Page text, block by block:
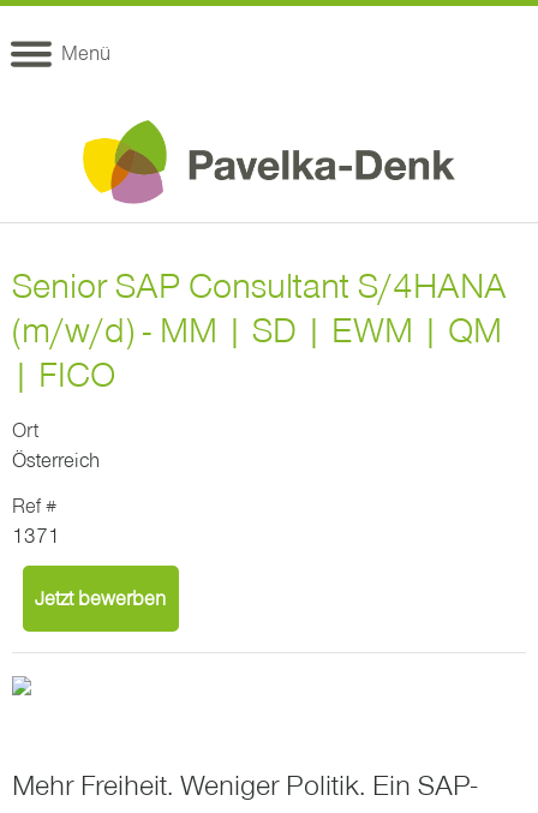
Menü
Senior SAP Consultant S/4HANA
(m/w/d) - MM | SD | EWM | QM
| FICO
Ort
Österreich
Ref #
1371
Jetzt bewerben
Mehr Freiheit. Weniger Politik. Ein SAP-